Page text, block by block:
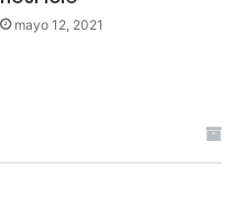
mayo 12, 2021